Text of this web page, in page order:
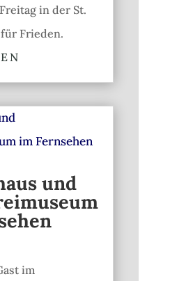
in der St.
Frieden.
und
im